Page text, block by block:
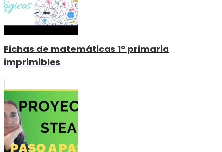
Fichas de matemáticas 1º primaria
imprimibles